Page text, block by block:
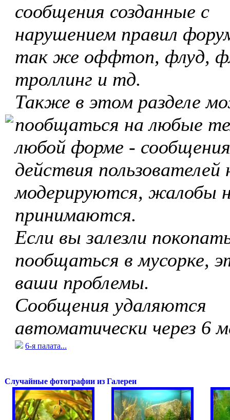
сообщения созданные с
нарушением правил
так же оффтоп, флуд,
троллинг и тд.
Также в этом разделе
пообщаться на любые
любой форме -
действия пользователей
модерируются, жалобы
принимаются.
Если вы залезли
пообщаться в мусорке,
ваши проблемы.
Сообщения удаляются
автоматически через 6
6-я палата...
Случайные фотографии из Галереи